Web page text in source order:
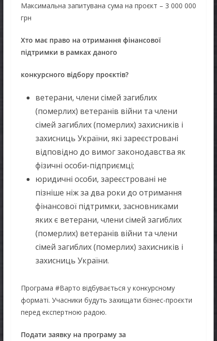
Максимальна запитувана сума на проєкт – 3 000 000
грн
Хто має право на отримання фінансової
підтримки в рамках даного
конкурсного відбору проєктів?
ветерани, члени сімей загиблих
(померлих) ветеранів війни та члени
сімей загиблих (померлих) захисників і
захисниць України, які зареєстровані
відповідно до вимог законодавства як
фізичні особи-підприємці;
юридичні особи, зареєстровані не
пізніше ніж за два роки до отримання
фінансової підтримки, засновниками
яких є ветерани, члени сімей загиблих
(померлих) ветеранів війни та члени
сімей загиблих (померлих) захисників і
захисниць України.
Програма #Варто відбувається у конкурсному
форматі. Учасники будуть захищати бізнес-проєкти
перед експертною радою.
Подати заявку на програму за